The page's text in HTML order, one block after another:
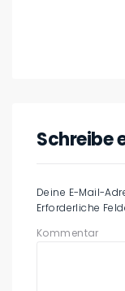
Schreibe
Deine E-Mail-
Erforderliche
Kommentar